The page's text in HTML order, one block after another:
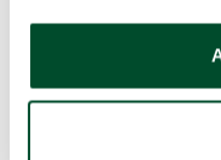
slimmer! Denk
naar meer